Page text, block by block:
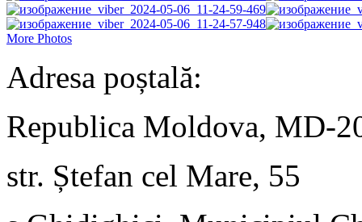
More Photos
Adresa poștală:
Republica Moldova, MD-
str. Ștefan cel Mare, 55